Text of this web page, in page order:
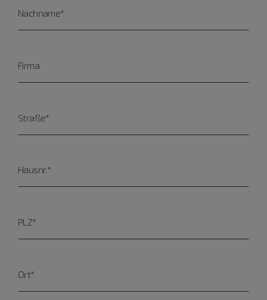
Nachname*
Firma
Straße*
Hausnr.*
PLZ*
Ort*